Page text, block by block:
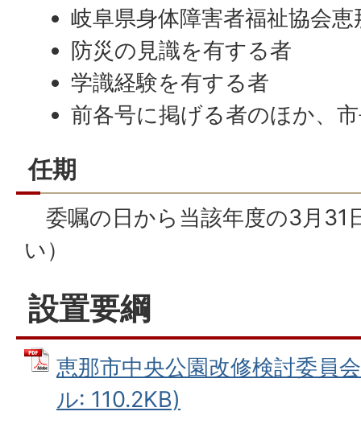
岐阜県身体障害者福祉協会
防災の見識を有する者
学識経験を有する者
前各号に掲げる者のほか、
任期
委嘱の日から当該年度の3月31
い）
設置要綱
恵那市中央公園改修検討委員
ル: 110.2KB)